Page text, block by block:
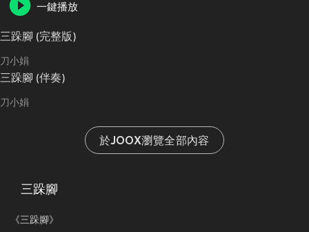
一鍵播放
三跺腳 (完整版)
刀小娟
三跺腳 (伴奏)
刀小娟
於JOOX瀏覽全部內容
三跺腳
《三跺腳》